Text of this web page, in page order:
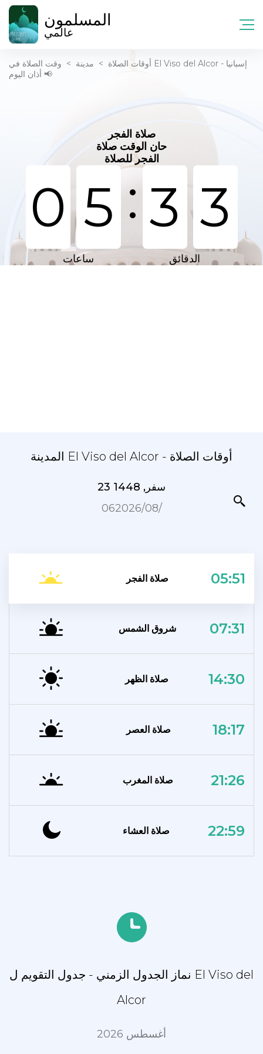
المسلمون
عالمي
أوقات الصلاة > مدينة > وقت الصلاة في El Viso del Alcor - إسبانيا
📢 أذان اليوم
صلاة الفجر
حان الوقت صلاة
الفجر للصلاة
0 5 : 3 3
ساعات الدقائق
المدينة El Viso del Alcor - أوقات الصلاة
23 سفر, 1448
06‏/08‏/2026
صلاة الفجر 05:51
شروق الشمس 07:31
صلاة الظهر 14:30
صلاة العصر 18:17
صلاة المغرب 21:26
صلاة العشاء 22:59
نماز الجدول الزمني - جدول التقويم ل El Viso del
Alcor
أغسطس 2026